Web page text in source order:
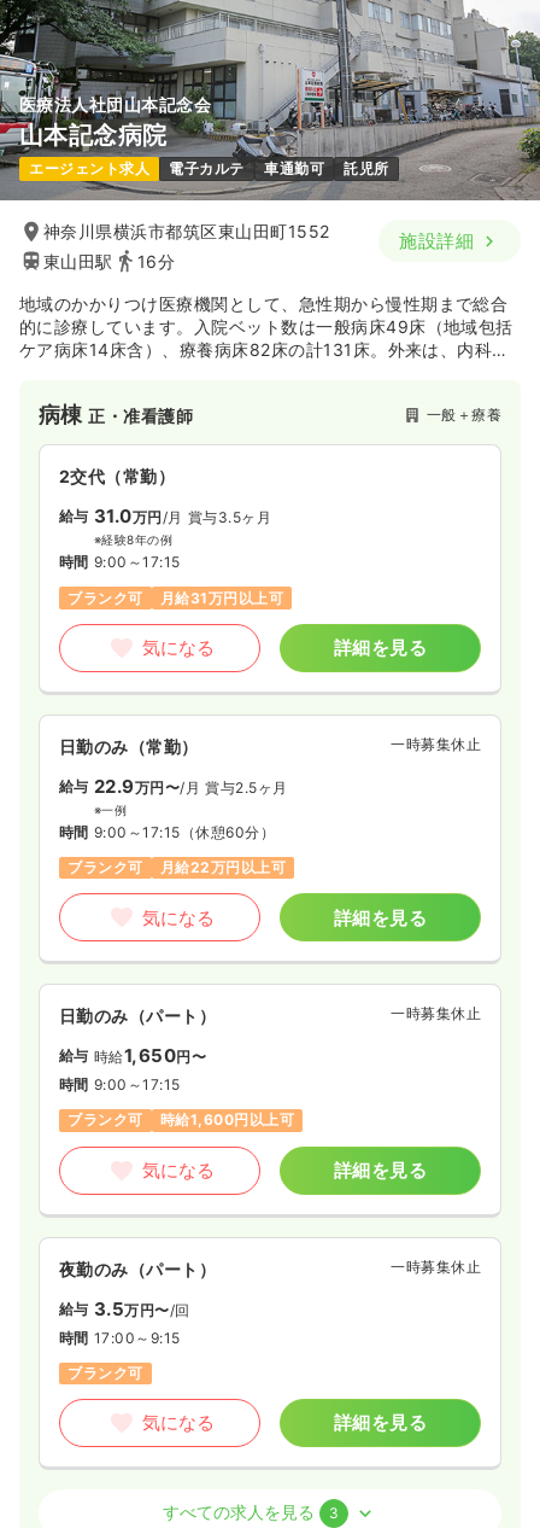
医療法人社団山本記念会
山本記念病院
エージェント求人 電子カルテ 車通勤可 託児所
神奈川県横浜市都筑区東山田町1552
東山田駅
16分
施設詳細
地域のかかりつけ医療機関として、急性期から慢性期まで総合
的に診療しています。入院ベット数は一般病床49床（地域包括
ケア病床14床含）、療養病床82床の計131床。外来は、内科、
す。
山本記念会は、山本記念病院を中心に、下記の様々な山本記念
会事業所と連携し、患者様おひとりおひとりのライフステージ
に合わせ、絶え間のないサポートをお約束致します。
病棟正・准看護師 一般＋療養
2交代（常勤）
給与 31.0万円/月 賞与3.5ヶ月
※経験8年の例
時間 9:00～17:15
ブランク可
月給31万円以上可
気になる 詳細を見る
日勤のみ（常勤） 一時募集休止
給与 22.9万円〜/月 賞与2.5ヶ月
※一例
時間 9:00～17:15 （休憩60分）
ブランク可
月給22万円以上可
気になる 詳細を見る
日勤のみ（パート） 一時募集休止
給与 時給1,650円〜
時間 9:00～17:15
ブランク可
時給1,600円以上可
気になる 詳細を見る
夜勤のみ（パート） 一時募集休止
給与 3.5万円〜/回
時間 17:00～9:15
ブランク可
気になる 詳細を見る
すべての求人を見る 3